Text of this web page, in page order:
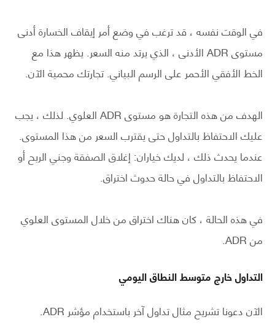
في الوقت نفسه ، قد ترغب في وضع أمر إيقاف الخسارة أدنى
مستوى ADR الأدنى ، الذي يرتد منه السعر. يظهر هذا مع
الخط الأفقي الأحمر على الرسم البياني. تجارتك محمية الآن.
الهدف من هذه التجارة هو مستوى ADR العلوي. لذلك ، يجب
عليك الاحتفاظ بالتداول حتى يقترب السعر من هذا المستوى.
عندما يحدث ذلك ، لديك خياران: إغلاق الصفقة وجني الربح أو
الاحتفاظ بالتداول في حالة حدوث اختراق.
في هذه الحالة ، كان هناك اختراق من خلال المستوى العلوي
من ADR.
التداول خارج متوسط ​​النطاق اليومي
الآن دعونا تشريح مثال تداول آخر باستخدام مؤشر ADR.